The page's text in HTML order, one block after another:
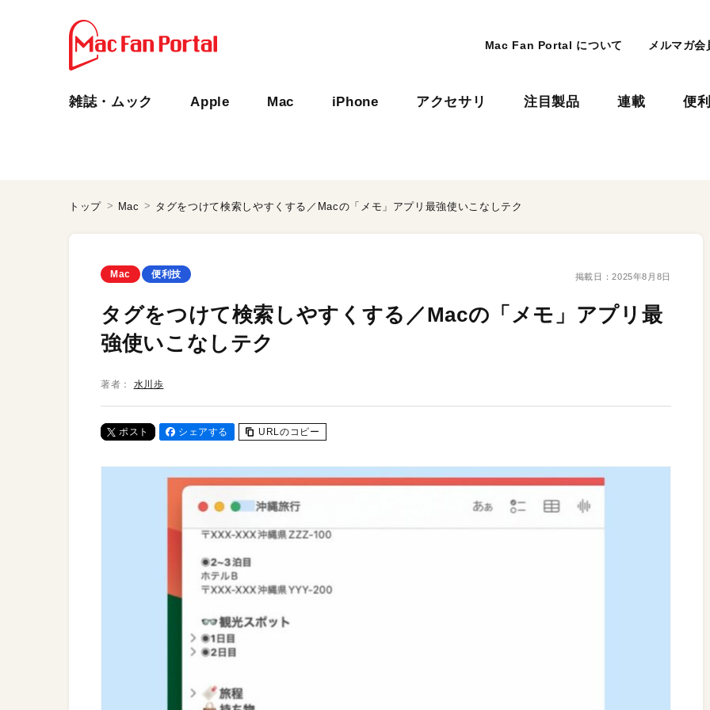
Mac Fan Portal について メルマガ会
雑誌・ムック Apple Mac iPhone アクセサリ 注目製品 連載 便
トップ Mac タグをつけて検索しやすくする／Macの「メモ」アプリ最強使いこなしテク
Mac 便利技 掲載日：2025年8月8日
タグをつけて検索しやすくする／Macの「メモ」アプリ最
強使いこなしテク
著者： 水川歩
ポスト シェアする URLのコピー